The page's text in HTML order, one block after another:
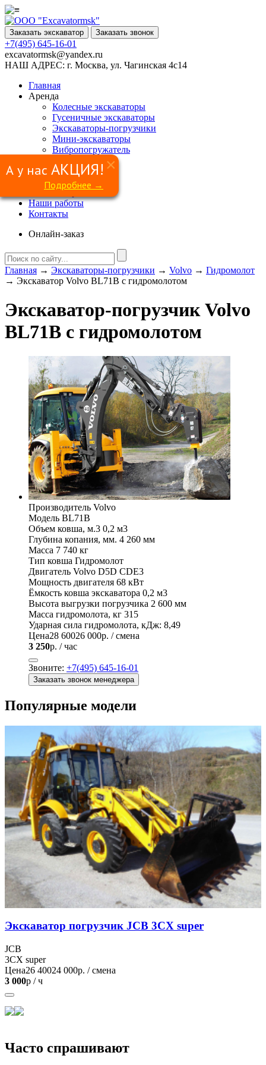
×
А у нас АКЦИЯ!
Подробнее →
Заказать экскаватор Заказать звонок
+7(495) 645-16-01
excavatormsk@yandex.ru
НАШ АДРЕС: г. Москва, ул. Чагинская 4с14
Главная
Аренда
Колесные экскаваторы
Гусеничные экскаваторы
Экскаваторы-погрузчики
Мини-экскаваторы
Вибропогружатель
Гидромолот
Грейфер
Сваерезка
Наши работы
Контакты
Онлайн-заказ
Главная → Экскаваторы-погрузчики → Volvo → Гидромолот
→ Экскаватор Volvo BL71B с гидромолотом
Экскаватор-погрузчик Volvo
BL71B с гидромолотом
Производитель Volvo
Модель BL71B
Объем ковша, м.3 0,2 м3
Глубина копания, мм. 4 260 мм
Масса 7 740 кг
Тип ковша Гидромолот
Двигатель Volvo D5D CDE3
Мощность двигателя 68 кВт
Ёмкость ковша экскаватора 0,2 м3
Высота выгрузки погрузчика 2 600 мм
Масса гидромолота, кг 315
Ударная сила гидромолота, кДж: 8,49
Цена28 60026 000р. / смена
3 250р. / час
Звоните: +7(495) 645-16-01
Заказать звонок менеджера
Популярные модели
Экскаватор погрузчик JCB 3CX super
JCB
3CX super
Цена26 40024 000р. / смена
3 000р / ч
Часто спрашивают